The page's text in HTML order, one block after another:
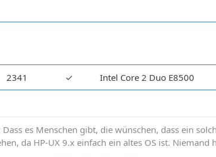
2341 ✓ Intel Core 2 Duo E8500
es Menschen gibt, die wünschen, dass ein
da HP-UX 9.x einfach ein altes OS ist. Niemand